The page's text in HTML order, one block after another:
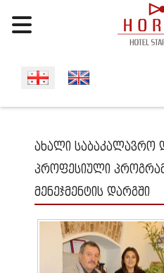
Select your language
ახალი საბაკალავრო
პროფესიული
მენეჯმენტის დარგში